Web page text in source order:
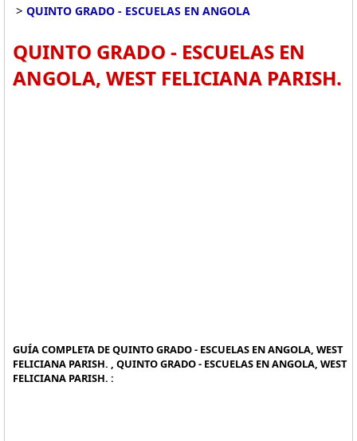
> QUINTO GRADO - ESCUELAS EN ANGOLA
QUINTO GRADO - ESCUELAS EN
ANGOLA, WEST FELICIANA PARISH.
GUÍA COMPLETA DE QUINTO GRADO - ESCUELAS EN ANGOLA, WEST
FELICIANA PARISH. , QUINTO GRADO - ESCUELAS EN ANGOLA, WEST
FELICIANA PARISH. :